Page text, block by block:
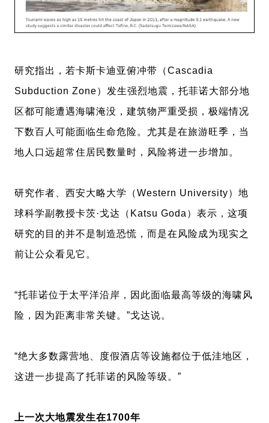
研究指出，若卡斯卡迪亚俯冲带（Cascadia
Subduction Zone）发生强烈地震，托菲诺大部分地
区都可能遭遇海啸淹没，建筑物严重受损，极端情况
下数百人可能面临生命危险。尤其是在旅游旺季，当
地人口远超常住居民数量时，风险将进一步增加。
研究作者、西安大略大学（Western University）地
球科学副教授卡茨·戈达（Katsu Goda）表示，这项
研究的目的并不是制造恐慌，而是在风险成为现实之
前让公众看见它。
“托菲诺位于太平洋沿岸，因此面临最高等级的海啸风
险，因为距离非常关键。”戈达说。
“绝大多数露营地、度假酒店等设施都位于低洼地区，
这进一步提高了托菲诺的风险等级。”
上一次大地震发生在1700年